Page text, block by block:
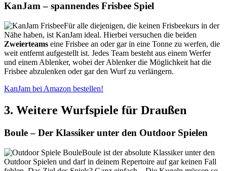
KanJam – spannendes Frisbee Spiel
Für alle diejenigen, die keinen Frisbeekurs in der
Nähe haben, ist KanJam ideal. Hierbei versuchen die beiden
Zweierteams eine Frisbee an oder gar in eine Tonne zu werfen, die
weit entfernt aufgestellt ist. Jedes Team besteht aus einem Werfer
und einem Ablenker, wobei der Ablenker die Möglichkeit hat die
Frisbee abzulenken oder gar den Wurf zu verlängern.
KanJam bei Amazon bestellen!
3. Weitere Wurfspiele für Draußen
Boule – Der Klassiker unter den Outdoor Spielen
Boule ist der absolute Klassiker unter den
Outdoor Spielen und darf in deinem Repertoire auf gar keinen Fall